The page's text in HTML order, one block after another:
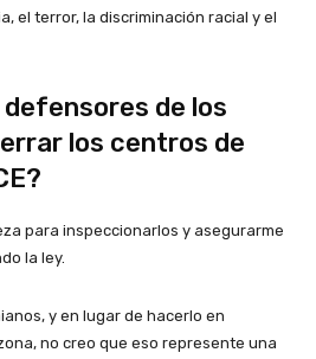
el terror, la discriminación racial y el
de los
los centros de
para inspeccionarlos y asegurarme
la ley.
y en lugar de hacerlo en
no creo que eso represente una